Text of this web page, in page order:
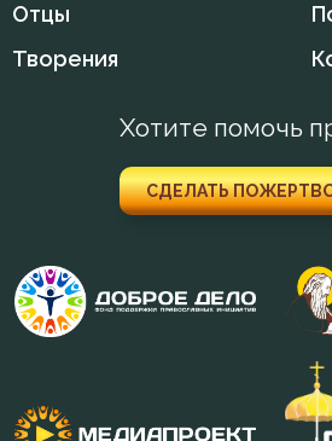
Отцы
Творения
Хотите помочь
СДЕЛАТЬ